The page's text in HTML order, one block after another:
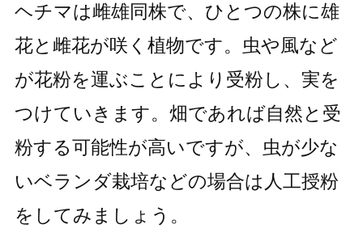
ヘチマは雌雄同株で、ひとつの株に雄
花と雌花が咲く植物です。虫や風など
が花粉を運ぶことにより受粉し、実を
つけていきます。畑であれば自然と受
粉する可能性が高いですが、虫が少な
いベランダ栽培などの場合は人工授粉
をしてみましょう。